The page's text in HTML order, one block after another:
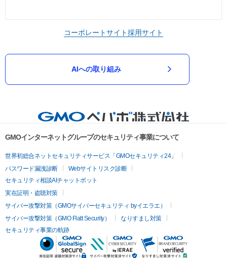
コーポレートサイト採用サイト
AIへの取り組み
GMOインターネットグループのセキュリティ事業について
世界初総合ネットセキュリティサービス「GMOセキュリティ24」
パスワード漏洩診断
Webサイトリスク診断
セキュリティ相談AIチャットボット
実在証明・盗聴対策
サイバー攻撃対策（GMOサイバーセキュリティ byイエラエ）
サイバー攻撃対策（GMO Flatt Security）
なりすまし対策
セキュリティ事業の軌跡